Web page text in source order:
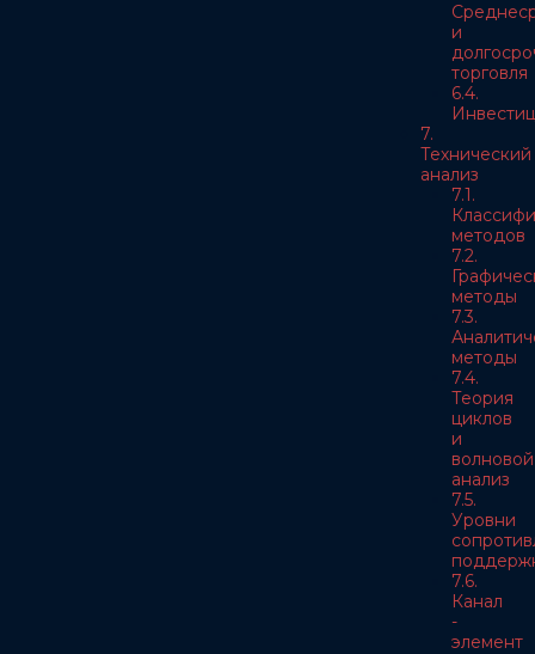
и
торговля
6.4.
7.
Технический
анализ
7.1.
методов
7.2.
методы
7.3.
методы
7.4.
Теория
циклов
и
волновой
анализ
7.5.
Уровни
7.6.
Канал
-
элемент